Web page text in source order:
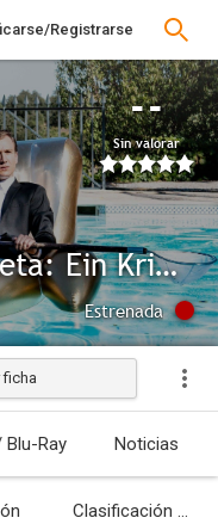
Registrarse
--
Sin valorar
Lost in Fuseta: Ein Krimi aus Portugal 1
Estrenada
ficha
Blu-Ray Noticias
Clasificación por edades